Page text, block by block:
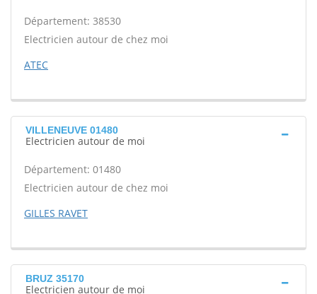
Département: 38530
Electricien autour de chez moi
ATEC
VILLENEUVE 01480
Electricien autour de moi
Département: 01480
Electricien autour de chez moi
GILLES RAVET
BRUZ 35170
Electricien autour de moi